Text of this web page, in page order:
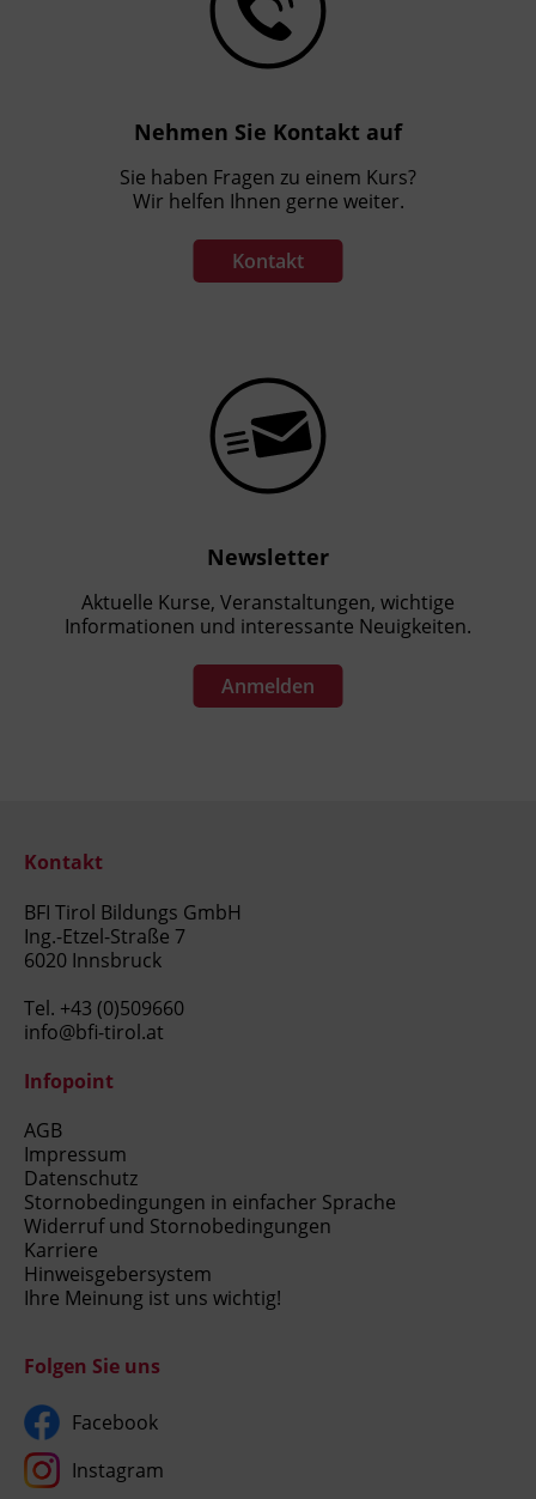
Nehmen Sie Kontakt auf
Sie haben Fragen zu einem Kurs?
Wir helfen Ihnen gerne weiter.
Kontakt
Newsletter
Aktuelle Kurse, Veranstaltungen, wichtige
Informationen und interessante Neuigkeiten.
Anmelden
Kontakt
BFI Tirol Bildungs GmbH
Ing.-Etzel-Straße 7
6020 Innsbruck
Tel. +43 (0)509660
info@bfi-tirol.at
Infopoint
AGB
Impressum
Datenschutz
Stornobedingungen in einfacher Sprache
Widerruf und Stornobedingungen
Karriere
Hinweisgebersystem
Ihre Meinung ist uns wichtig!
Folgen Sie uns
Facebook
Instagram